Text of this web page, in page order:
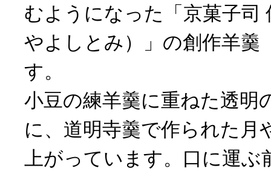
むようになった「京菓子司
やよしとみ）」の創作羊羹
す。
小豆の練羊羹に重ねた透明
に、道明寺羹で作られた月
上がっています。口に運ぶ